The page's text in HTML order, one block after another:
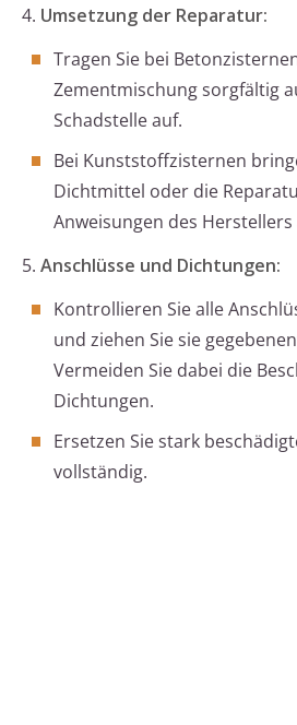
4. Umsetzung der Reparatur:
Tragen Sie bei
Zementmischung sorgfältig
Schadstelle auf.
Bei Kunststoffzisternen
Dichtmittel oder die
Anweisungen des Herstellers
5. Anschlüsse und Dichtungen:
Kontrollieren Sie alle
und ziehen Sie sie
Vermeiden Sie dabei die
Dichtungen.
Ersetzen Sie stark
vollständig.